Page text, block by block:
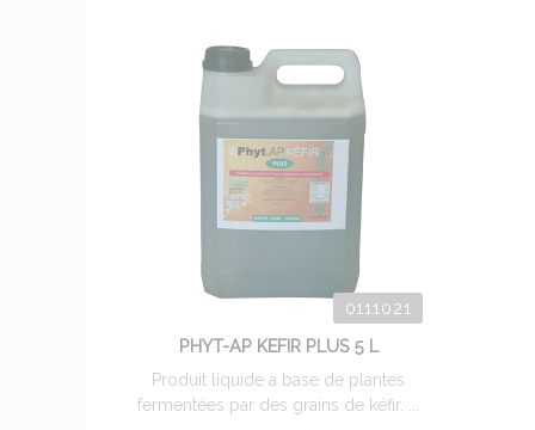
0111021
PHYT-AP KEFIR PLUS 5 L
Produit liquide à base de plantes
fermentées par des grains de kéfir. ...